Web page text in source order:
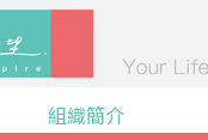
組織簡介